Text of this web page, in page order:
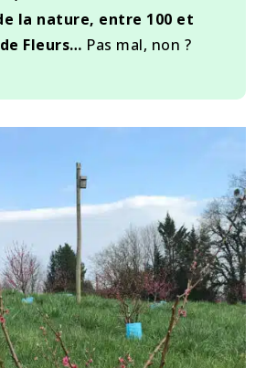
la nature, entre 100 et
Fleurs… Pas mal, non ?